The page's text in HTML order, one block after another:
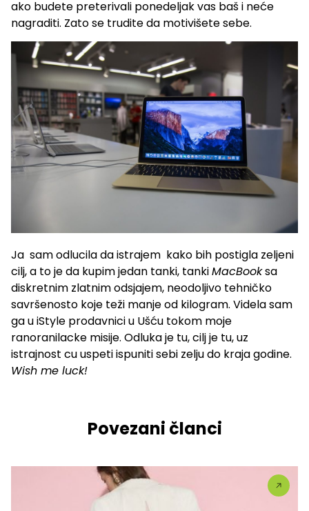
ako budete preterivali ponedeljak vas baš i neće
nagraditi. Zato se trudite da motivišete sebe.
Ja sam odlucila da istrajem kako bih postigla zeljeni
cilj, a to je da kupim jedan tanki, tankiMacBooksa
diskretnim zlatnim odsjajem, neodoljivo tehničko
savršenosto koje teži manje od kilogram. Videla sam
ga u iStyle prodavnici u Ušću tokom moje
ranoranilacke misije. Odluka je tu, cilj je tu, uz
istrajnost cu uspeti ispuniti sebi zelju do kraja godine.
Wish me luck!
Povezani članci